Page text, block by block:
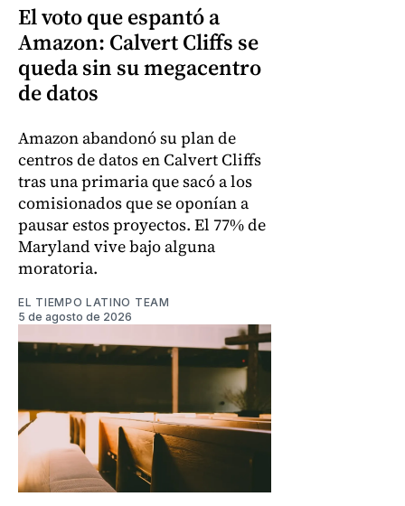
El voto que espantó a
Amazon: Calvert Cliffs se
queda sin su megacentro
de datos
Amazon abandonó su plan de
centros de datos en Calvert Cliffs
tras una primaria que sacó a los
comisionados que se oponían a
pausar estos proyectos. El 77% de
Maryland vive bajo alguna
moratoria.
EL TIEMPO LATINO TEAM
5 de agosto de 2026